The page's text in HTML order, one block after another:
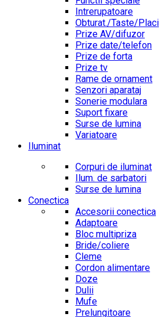
Intrerupatoare
Obturat./Taste/Placi
Prize AV/difuzor
Prize date/telefon
Prize de forta
Prize tv
Rame de ornament
Senzori aparataj
Sonerie modulara
Suport fixare
Surse de lumina
Variatoare
Iluminat
Corpuri de iluminat
Ilum. de sarbatori
Surse de lumina
Conectica
Accesorii conectica
Adaptoare
Bloc multipriza
Bride/coliere
Cleme
Cordon alimentare
Doze
Dulii
Mufe
Prelungitoare